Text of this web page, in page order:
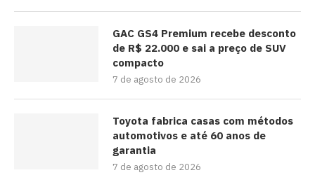
GAC GS4 Premium recebe desconto
de R$ 22.000 e sai a preço de SUV
compacto
7 de agosto de 2026
Toyota fabrica casas com métodos
automotivos e até 60 anos de
garantia
7 de agosto de 2026